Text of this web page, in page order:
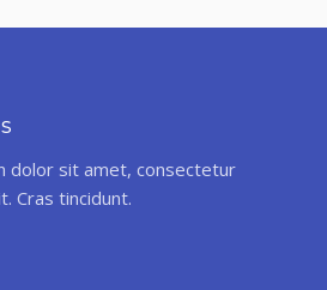
dolor sit amet, consectetur
Cras tincidunt.